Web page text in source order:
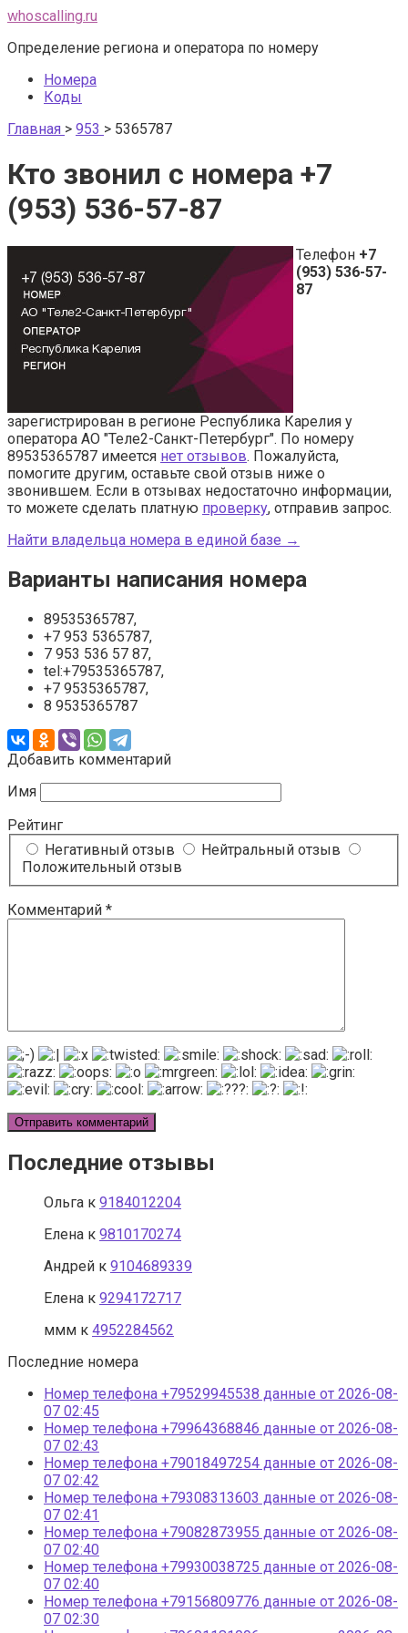
Перейти
контенту
whoscalling.ru
Определение региона и оператора по номеру
Номера
Коды
Главная > 953 > 5365787
Кто звонил с номера +7
(953) 536-57-87
Телефон +7
(953) 536-57-
87
зарегистрирован в регионе Республика Карелия у
оператора АО "Теле2-Санкт-Петербург". По номеру
89535365787 имеется нет отзывов. Пожалуйста,
помогите другим, оставьте свой отзыв ниже о
звонившем. Если в отзывах недостаточно информации,
то можете сделать платную проверку, отправив запрос.
Найти владельца номера в единой базе →
Варианты написания номера
89535365787,
+7 953 5365787,
7 953 536 57 87,
tel:+79535365787,
+7 9535365787,
8 9535365787
Добавить комментарий
Имя
Рейтинг
Негативный отзыв
Нейтральный отзыв
Положительный отзыв
Комментарий *
Последние отзывы
Ольга к 9184012204
Елена к 9810170274
Андрей к 9104689339
Eлена к 9294172717
ммм к 4952284562
Последние номера
Номер телефона +79529945538 данные от 2026-08-
07 02:45
Номер телефона +79964368846 данные от 2026-08-
07 02:43
Номер телефона +79018497254 данные от 2026-08-
07 02:42
Номер телефона +79308313603 данные от 2026-08-
07 02:41
Номер телефона +79082873955 данные от 2026-08-
07 02:40
Номер телефона +79930038725 данные от 2026-08-
07 02:40
Номер телефона +79156809776 данные от 2026-08-
07 02:30